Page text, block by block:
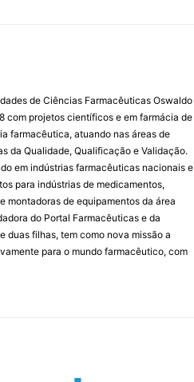
de Ciências Farmacêuticas Oswaldo
com projetos científicos e em farmácia de
farmacêutica, atuando nas áreas de
da Qualidade, Qualificação e Validação.
em indústrias farmacêuticas nacionais e
para indústrias de medicamentos,
montadoras de equipamentos da área
do Portal Farmacêuticas e da
duas filhas, tem como nova missão a
para o mundo farmacêutico, com